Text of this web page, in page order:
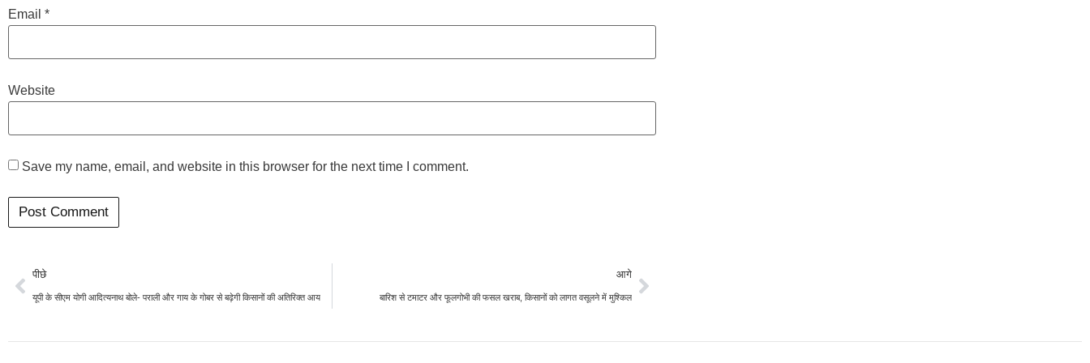
Email *
Website
Save my name, email, and website in this browser for the next time I comment.
पीछे
यूपी के सीएम योगी आदित्यनाथ बोले- पराली और गाय के गोबर से बढ़ेगी किसानों की अतिरिक्त आय
आगे
बारिश से टमाटर और फूलगोभी की फसल खराब, किसानों को लागत वसूलने में मुश्किल